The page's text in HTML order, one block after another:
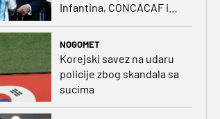
Infantina, CONCACAF i
NOGOMET
Korejski savez na udaru
policije zbog skandala sa
sucima